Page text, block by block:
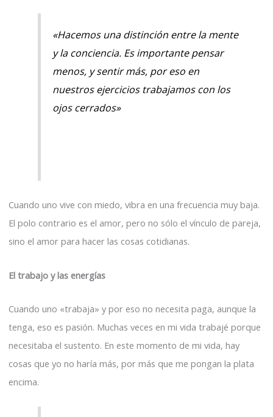
«Hacemos una distinción entre la mente
y la conciencia. Es importante pensar
menos, y sentir más, por eso en
nuestros ejercicios trabajamos con los
ojos cerrados»
Cuando uno vive con miedo, vibra en una frecuencia muy baja.
El polo contrario es el amor, pero no sólo el vínculo de pareja,
sino el amor para hacer las cosas cotidianas.
El trabajo y las energías
Cuando uno «trabaja» y por eso no necesita paga, aunque la
tenga, eso es pasión. Muchas veces en mi vida trabajé porque
necesitaba el sustento. En este momento de mi vida, hay
cosas que yo no haría más, por más que me pongan la plata
encima.